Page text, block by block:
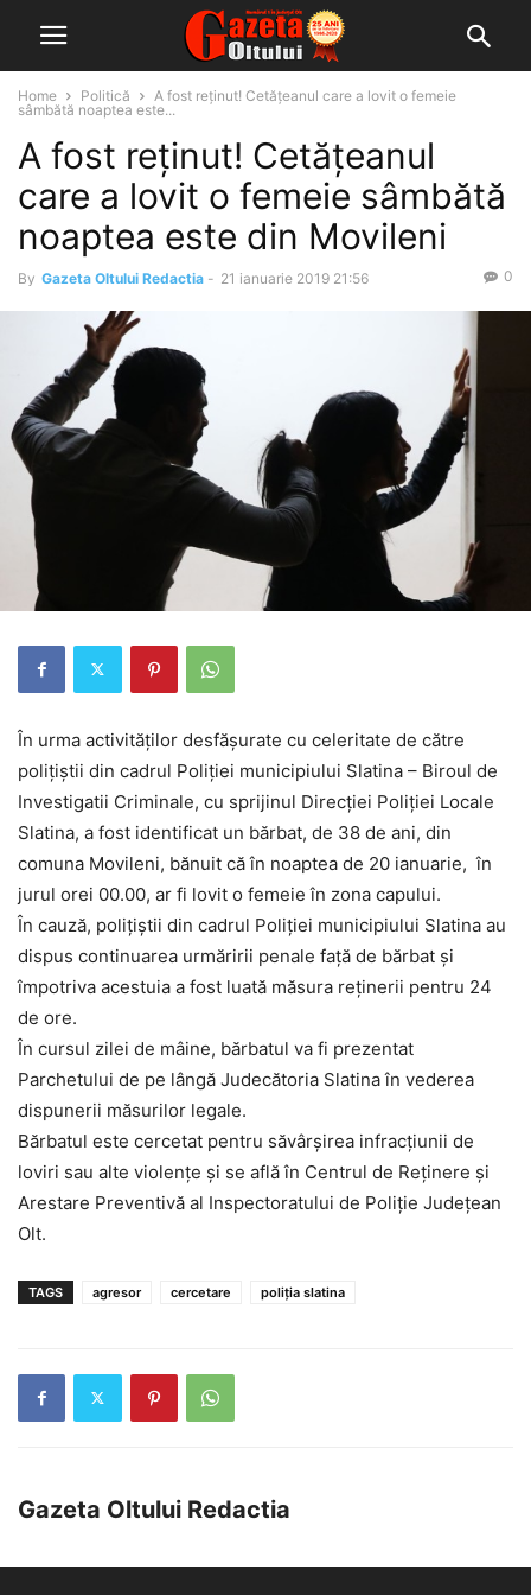
Home Politică
A fost reținut! Cetățeanul care a lovit o femeie
sâmbătă noaptea este...
A fost reținut! Cetățeanul
care a lovit o femeie sâmbătă
noaptea este din Movileni
By Gazeta Oltului Redactia - 21 ianuarie 2019 21:56 0
În urma activităților desfășurate cu celeritate de către
polițiștii din cadrul Poliției municipiului Slatina – Biroul de
Investigatii Criminale, cu sprijinul Direcției Poliției Locale
Slatina, a fost identificat un bărbat, de 38 de ani, din
comuna Movileni, bănuit că în noaptea de 20 ianuarie, în
jurul orei 00.00, ar fi lovit o femeie în zona capului.
În cauză, polițiștii din cadrul Poliției municipiului Slatina au
dispus continuarea urmăririi penale față de bărbat și
împotriva acestuia a fost luată măsura reținerii pentru 24
de ore.
În cursul zilei de mâine, bărbatul va fi prezentat
Parchetului de pe lângă Judecătoria Slatina în vederea
dispunerii măsurilor legale.
Bărbatul este cercetat pentru săvârșirea infracțiunii de
loviri sau alte violențe și se află în Centrul de Reținere și
Arestare Preventivă al Inspectoratului de Poliție Județean
Olt.
TAGS agresor cercetare poliția slatina
Gazeta Oltului Redactia